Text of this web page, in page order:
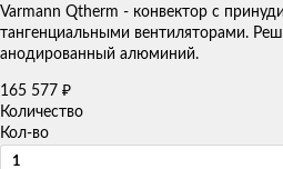
Varmann Qtherm - конвектор с
тангенциальными вентиляторами.
анодированный алюминий.
165 577 ₽
Количество
Кол-во